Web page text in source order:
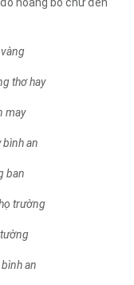
thơ hay
may
bình an
ban
trường
an